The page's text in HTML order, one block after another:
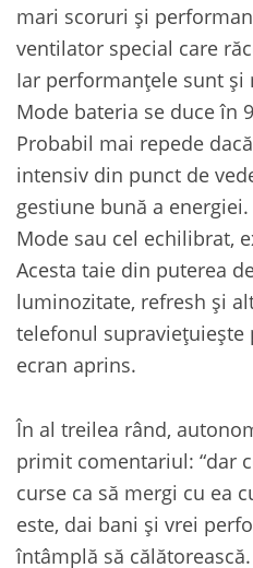
mari scoruri și
ventilator special care
Iar performanțele sunt și
Mode bateria se duce în
Probabil mai repede
intensiv din punct de
gestiune bună a
Mode sau cel echilibrat,
Acesta taie din puterea
luminozitate, refresh și
telefonul supraviețuiește
ecran aprins.
În al treilea rând,
primit comentariul: “dar
curse ca să mergi cu ea
este, dai bani și vrei
întâmplă să